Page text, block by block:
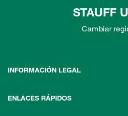
STAUFF
Cambiar
INFORMACIÓN LEGAL
ENLACES RÁPIDOS